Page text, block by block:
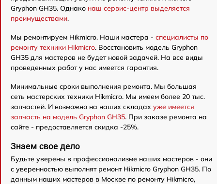
Gryphon GH35. Однако наш сервис-центр выделяется
преимуществами.
Мы ремонтируем Hikmicro. Наши мастера - специалисты по
ремонту техники Hikmicro. Восстановить модель Gryphon
GH35 для мастеров не будет новой задачей. На все виды
проведенных работ у нас имеется гарантия.
Минимальные сроки выполнения ремонта. Мы большая
сеть мастерских техники Hikmicro. Мы имеем более 20 тыс.
запчастей. И возможно на наших складах уже имеется
запчасть на модель Gryphon GH35. При заказе ремонта на
сайте - предоставляется скидка -25%.
Знаем свое дело
Будьте уверены в профессионализме наших мастеров - они
с уверенностью выполнят ремонт Hikmicro Gryphon GH35. По
данным наших мастеров в Москве по ремонту Hikmicro,